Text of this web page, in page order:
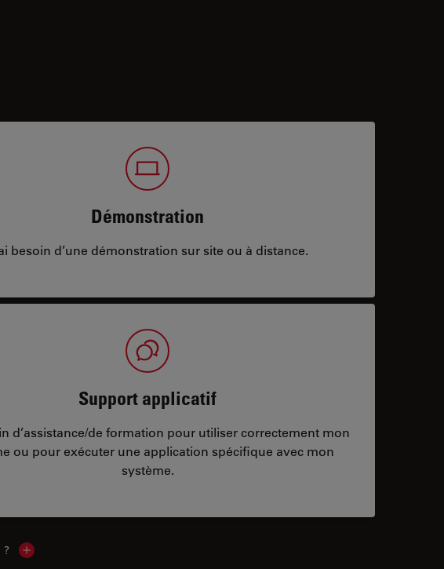
Démonstration
besoin d’une démonstration sur site ou à distance.
Support applicatif
d’assistance/de formation pour utiliser correctement mon
ou pour exécuter une application spécifique avec mon
système.
Show local contacts